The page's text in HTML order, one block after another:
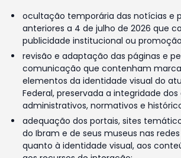
ocultação temporária das notícias e
anteriores a 4 de julho de 2026 que
publicidade institucional ou
revisão e adaptação das páginas e
comunicação que contenham
elementos da identidade visual do
Federal, preservada a integridade
administrativos, normativos e
adequação dos portais, sites
do Ibram e de seus museus nas
quanto à identidade visual, aos